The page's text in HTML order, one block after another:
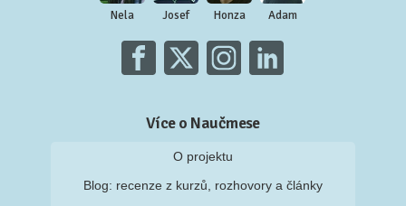
Nela Josef Honza Adam
Více o Naučmese
O projektu
Blog: recenze z kurzů, rozhovory a články